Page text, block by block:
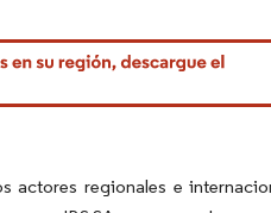
regionales e